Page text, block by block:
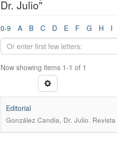
Dr. Julio"
0-9 A B C D E F G H I
Now showing items 1-1 of 1
Editorial
González Candia, Dr. Julio.